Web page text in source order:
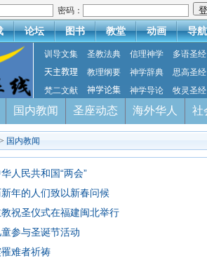
密码：
论坛 图书 教堂 动画 导航
训导文集 圣教法典 信理神学
多语圣经
天主教理
教理纲要 神学辞典
思高圣经
梵二文献
神学论集 神学导论 牧灵圣经
国内教闻 圣座动态 海外华人 社
> 国内教闻
人民共和国“两会”
年的人们致以新春问候
祝圣仪式在福建闽北举行
参与圣诞节活动
难者祈祷